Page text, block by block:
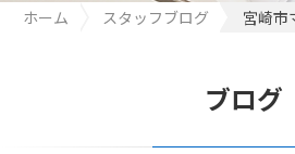
ホーム スタッフブログ 宮崎市
ブログ